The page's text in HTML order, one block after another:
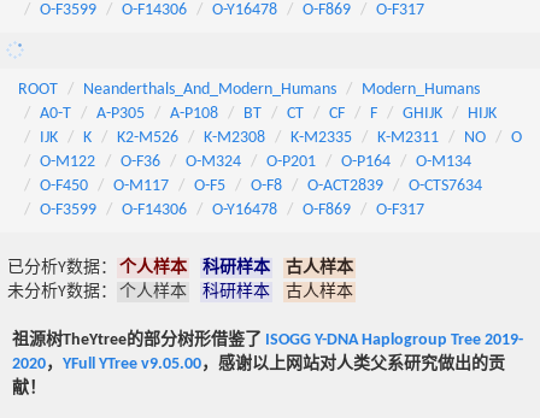
O-F3599
O-F14306 O-Y16478 O-F869 O-F317
ROOT Neanderthals_And_Modern_Humans
Modern_Humans
A0-T
A-P305 A-P108 BT CT CF F GHIJK
HIJK
IJK
K K2-M526 K-M2308 K-M2335 K-M2311 NO
O
O-M122
O-F36 O-M324 O-P201 O-P164
O-M134
O-F450
O-M117 O-F5 O-F8 O-ACT2839
O-CTS7634
O-F3599
O-F14306 O-Y16478 O-F869 O-F317
已分析Y数据： 个人样本 科研样本
古人样本
未分析Y数据：
个人样本 科研样本 古人样本
祖源树TheYtree的部分树形借鉴了 ISOGG Y-DNA Haplogroup Tree 2019-
2020， YFull YTree v9.05.00，感谢以上网站对人类父系研究做出的贡
献！